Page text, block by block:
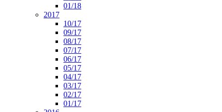
01/18
2017
10/17
09/17
08/17
07/17
06/17
05/17
04/17
03/17
02/17
01/17